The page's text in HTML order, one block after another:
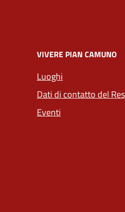
VIVERE PIAN CAMUNO
Luoghi
Dati di contatto del
Eventi